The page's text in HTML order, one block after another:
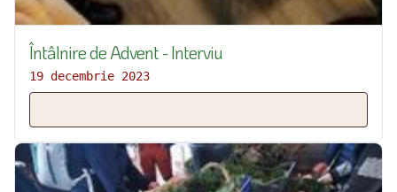
Întâlnire de Advent - Interviu
19 decembrie 2023